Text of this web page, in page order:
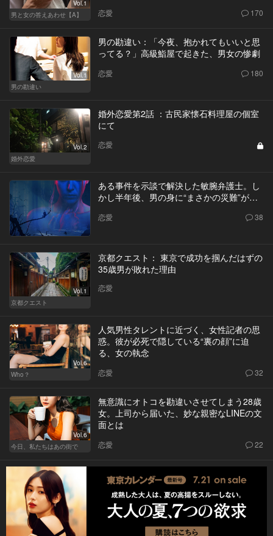
Vol.1
男と女の答えあわせ【A】
恋愛 170
Vol.1
男の勘違い
男の勘違い：「今夜、抱かれてもいいと思
ってる？」高級鮨屋で起きた、男女の惨劇
恋愛 180
Vol.2
婚外恋愛
婚外恋愛第2話 ：古民家懐石料理屋の個室
にて
恋愛
ある事件を示談で解決した敏腕弁護士。し
かし半年後、男の身に“まさかの災難”が…
恋愛 38
Vol.1
京都クエスト
京都クエスト： 東京で成功を掴んだはずの
35歳男が敗れた理由
恋愛
Vol.6
Who？
人気男性タレントに近づく、女性記者の思
惑。彼が必死で隠している“裏の顔”に迫
る、女の執念
恋愛 32
Vol.6
今日、私たちはあの街で
無意識にオトコを勘違いさせてしまう28歳
女。上司から届いた、妙な親密なLINEの文
面とは
恋愛 22